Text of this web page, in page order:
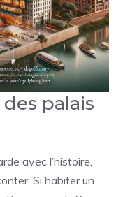
palais
avec l’histoire,
Si habiter un